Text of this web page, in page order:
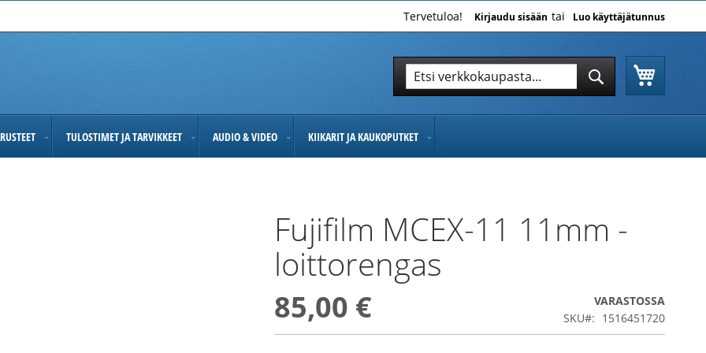
Tervetuloa! Kirjaudu sisään Luo käyttäjätunnus
Hae
TULOSTIMET JA TARVIKKEET AUDIO & VIDEO KIIKARIT JA KAUKOPUTKET
Fujifilm MCEX-11 11mm -
loittorengas
85,00 €
VARASTOSSA
SKU
1516451720